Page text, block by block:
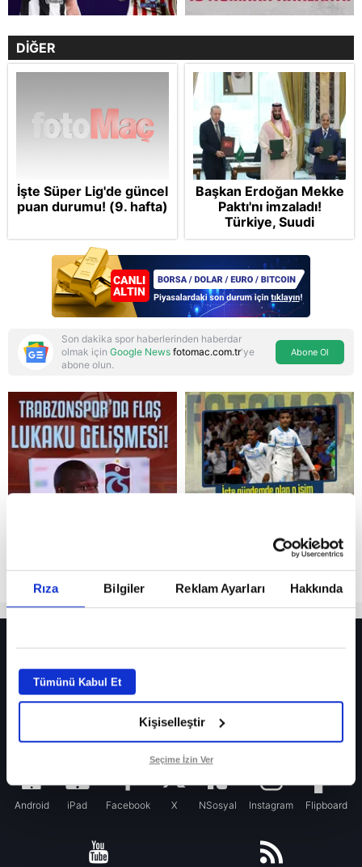
Rıza Bilgiler Reklam Ayarları Hakkında
Tümünü Kabul Et
Kişiselleştir
Seçime İzin Ver
Reddet
DİĞER
İşte Süper Lig'de güncel
puan durumu! (9. hafta)
Başkan Erdoğan Mekke
Paktı'nı imzaladı!
Türkiye, Suudi
Arabistan ve
Pakistan'dan stratejik
güvenlik adımı:
Anlaşmanın tüm
detayları
Son dakika spor haberlerinden haberdar
olmak için Google News fotomac.com.tr'ye
abone olun.
Abone Ol
Fenerbahçe’de sürpriz ayrılık ihtimali! Devre arasında gelmişti
Fenerbahçe’nin yeni transferi Mason Greenwood için olay sözler!
Galatasaray’da rota yeniden Thiago Almada!
Android iPad Facebook X NSosyal Instagram Flipboard